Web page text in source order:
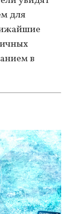
для
в